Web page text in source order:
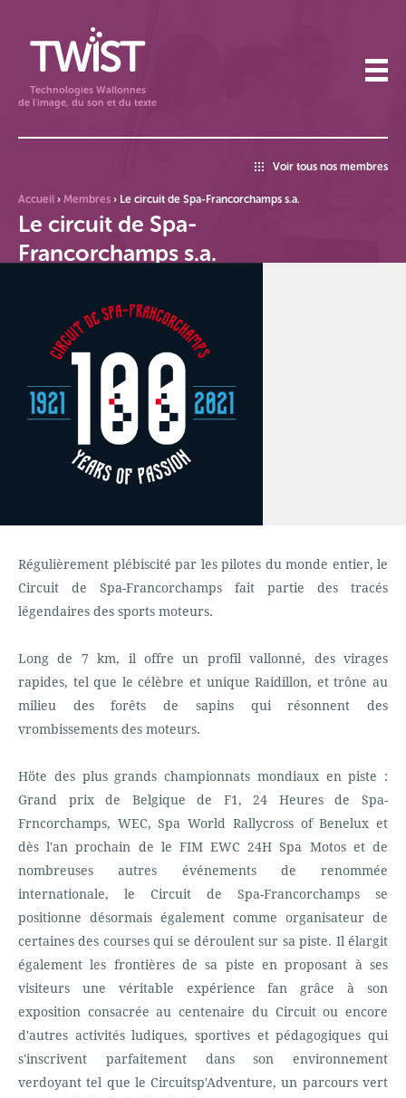
Technologies Wallonnes
de l'image, du son et du texte
Accueil › Membres › Le circuit de Spa-Francorchamps s.a.
Voir tous nos membres
Le circuit de Spa-
Francorchamps s.a.
Régulièrement plébiscité par les pilotes du monde entier, le
Circuit de Spa-Francorchamps fait partie des tracés
légendaires des sports moteurs.
Long de 7 km, il offre un profil vallonné, des virages
rapides, tel que le célèbre et unique Raidillon, et trône au
milieu des forêts de sapins qui résonnent des
vrombissements des moteurs.
Höte des plus grands championnats mondiaux en piste :
Grand prix de Belgique de F1, 24 Heures de Spa-
Frncorchamps, WEC, Spa World Rallycross of Benelux et
dès l'an prochain de le FIM EWC 24H Spa Motos et de
nombreuses autres événements de renommée
internationale, le Circuit de Spa-Francorchamps se
positionne désormais également comme organisateur de
certaines des courses qui se déroulent sur sa piste. Il élargit
également les frontières de sa piste en proposant à ses
visiteurs une véritable expérience fan grâce à son
exposition consacrée au centenaire du Circuit ou encore
d'autres activités ludiques, sportives et pédagogiques qui
s'inscrivent parfaitement dans son environnement
verdoyant tel que le Circuitsp'Adventure, un parcours vert